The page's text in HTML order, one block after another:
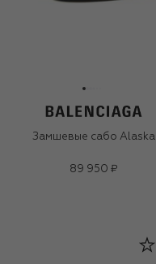
Замшевые сабо Alaska
89 950 ₽